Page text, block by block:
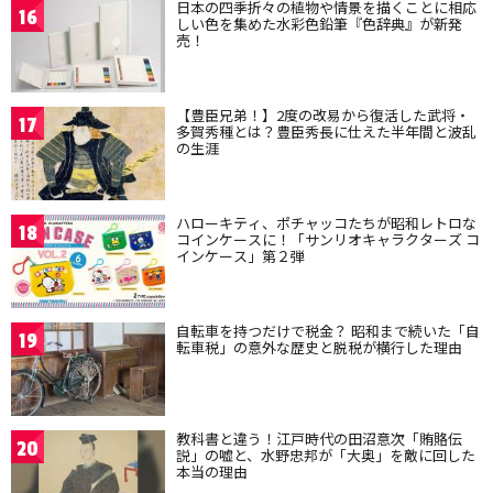
16 日本の四季折々の植物や情景を描くことに相応
しい色を集めた水彩色鉛筆『色辞典』が新発
売！
17 【豊臣兄弟！】2度の改易から復活した武将・
多賀秀種とは？豊臣秀長に仕えた半年間と波乱
の生涯
18 ハローキティ、ポチャッコたちが昭和レトロな
コインケースに！「サンリオキャラクターズ コ
インケース」第２弾
19 自転車を持つだけで税金？ 昭和まで続いた「自
転車税」の意外な歴史と脱税が横行した理由
20 教科書と違う！江戸時代の田沼意次「賄賂伝
説」の嘘と、水野忠邦が「大奥」を敵に回した
本当の理由